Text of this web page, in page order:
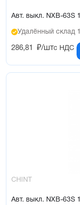
Авт. выкл. NXB-63S
Удалённый склад
286,81 ₽/штс НДС
CHINT
Авт. выкл. NXB-63S